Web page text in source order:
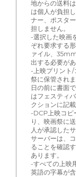
地からの送料
は個人が負担
ナー、ポスタ
担しません。
-選択した映画
ぞれ要求する
ァイル、
出する必要があ
-上映プリント/
祭に保管され
日の前に書面
はフェスティ
クションに記
-DCP上映コピ
り、映画祭に
人が承認した
サーバーは、
ることを確認
あります。
-すべての上映
英語の字幕が